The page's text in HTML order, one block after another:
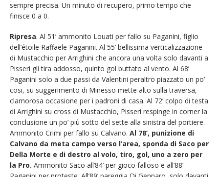
sempre precisa. Un minuto di recupero, primo tempo che
finisce 0 a 0.
Ripresa. Al 51’ ammonito Louati per fallo su Paganini, figlio
dell’étoile Raffaele Paganini. Al 55’ bellissima verticalizzazione
di Mustacchio per Arrighini che ancora una volta solo davanti a
Pisseri gli tira addosso, quinto gol buttato al vento. Al 68’
Paganini solo a due passi da Valentini peraltro piazzato un po’
cosi, su suggerimento di Minesso mette alto sulla traversa,
clamorosa occasione per i padroni di casa. Al 72’ colpo di testa
di Arrighini su cross di Mustacchio, Pisseri respinge in corner la
conclusione un po’ più sotto del sette alla sinistra del portiere.
Ammonito Crimi per fallo su Calvano. Al 78’, punizione di
Calvano da meta campo verso l’area, sponda di Saco per
Della Morte e di destro al volo, tiro, gol, uno a zero per
la Pro. Ammonito Saco all’84’ per gioco falloso e all’88’